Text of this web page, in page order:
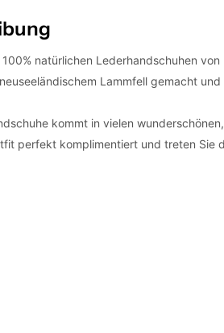
natürlichen Lederhandschuhen
Lammfell gemacht
kommt in vielen
perfekt komplimentiert und treten Sie